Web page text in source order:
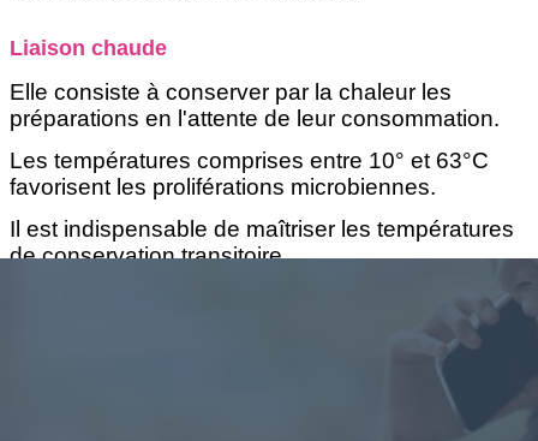
Liaison chaude
Elle consiste à conserver par la chaleur les
préparations en l'attente de leur consommation.
Les températures comprises entre 10° et 63°C
favorisent les proliférations microbiennes.
Il est indispensable de maîtriser les températures
de conservation transitoire.